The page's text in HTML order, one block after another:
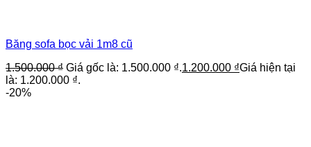
Băng sofa bọc vải 1m8 cũ
1.500.000₫ Giá gốc là: 1.500.000 ₫.1.200.000 ₫Giá hiện tại
là: 1.200.000 ₫.
-20%